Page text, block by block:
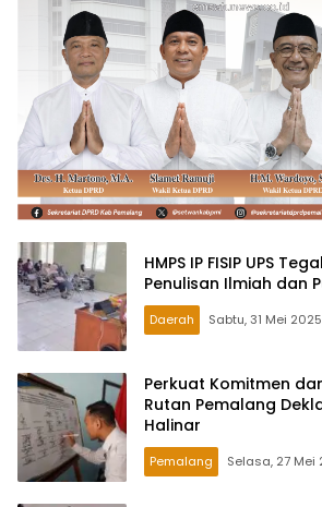
HMPS IP FISIP UPS
Penulisan Ilmiah dan
Daerah Sabtu, 31 Mei 2025
Perkuat Komitmen
Rutan Pemalang
Halinar
Pemalang Selasa, 27 Mei